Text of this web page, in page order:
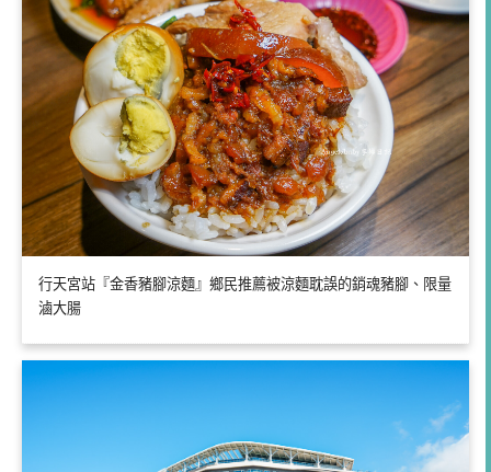
行天宮站『金香豬腳涼麵』鄉民推薦被涼麵耽誤的銷魂豬腳、限量
滷大腸